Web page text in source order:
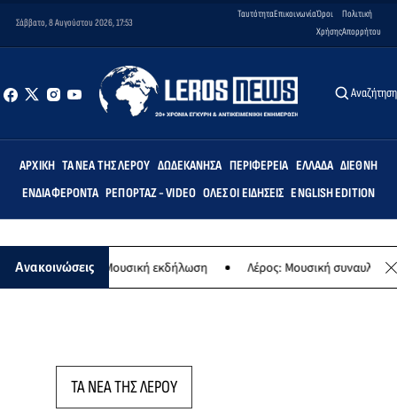
Σάββατο, 8 Αυγούστου 2026, 17:53
ΤαυτότηταΕπικοινωνίαΌροι
Χρήσης
Πολιτική
Απορρήτου
Αναζήτηση
ΑΡΧΙΚΉ ΤΑ ΝΈΑ ΤΗΣ ΛΈΡΟΥ ΔΩΔΕΚΆΝΗΣΑ ΠΕΡΙΦΈΡΕΙΑ ΕΛΛΆΔΑ ΔΙΕΘΝΉ
ΕΝΔΙΑΦΈΡΟΝΤΑ ΡΕΠΟΡΤΆΖ - VIDEO ΌΛΕΣ ΟΙ ΕΙΔΉΣΕΙΣ ENGLISH EDITION
Ανακοινώσεις
Παναγίας - Μουσική εκδήλωση Λέρος: Μουσική συναυλία των
ΤΑ ΝΕΑ ΤΗΣ ΛΕΡΟΥ